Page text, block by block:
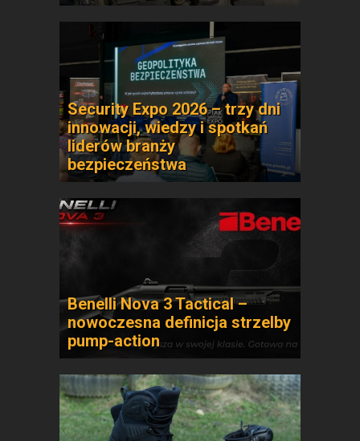
Security Expo 2026 – trzy dni
innowacji, wiedzy i spotkań
liderów branży
bezpieczeństwa
Benelli Nova 3 Tactical –
nowoczesna definicja strzelby
pump-action